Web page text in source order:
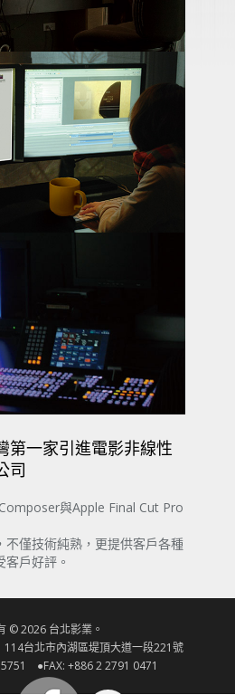
第一家引進電影非線性
司
與Apple Final Cut Pro
不僅技術純熟，更提供客戶各種
戶好評。
© 2026 台北影業。
台北市內湖區堤頂大道一段221號
5751 ●FAX: +886 2 2791 0471